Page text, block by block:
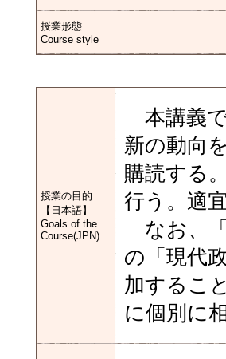
授業形態
Course style
授業の目的
【日本語】
Goals of the
Course(JPN)
本講義
新の動向
購読する
行う。適
なお、「
の「現代
加するこ
に個別に